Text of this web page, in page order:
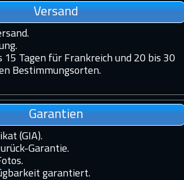
Versand
15 Tagen für Frankreich und 20 bis 30
Bestimmungsorten.
Garantien
(GIA).
Garantie.
garantiert.